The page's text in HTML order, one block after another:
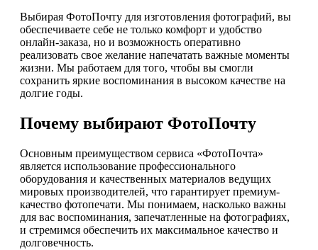
Выбирая ФотоПочту для изготовления фотографий, вы
обеспечиваете себе не только комфорт и удобство
онлайн-заказа, но и возможность оперативно
реализовать свое желание напечатать важные моменты
жизни. Мы работаем для того, чтобы вы смогли
сохранить яркие воспоминания в высоком качестве на
долгие годы.
Почему выбирают ФотоПочту
Основным преимуществом сервиса «ФотоПочта»
является использование профессионального
оборудования и качественных материалов ведущих
мировых производителей, что гарантирует премиум-
качество фотопечати. Мы понимаем, насколько важны
для вас воспоминания, запечатленные на фотографиях,
и стремимся обеспечить их максимальное качество и
долговечность.